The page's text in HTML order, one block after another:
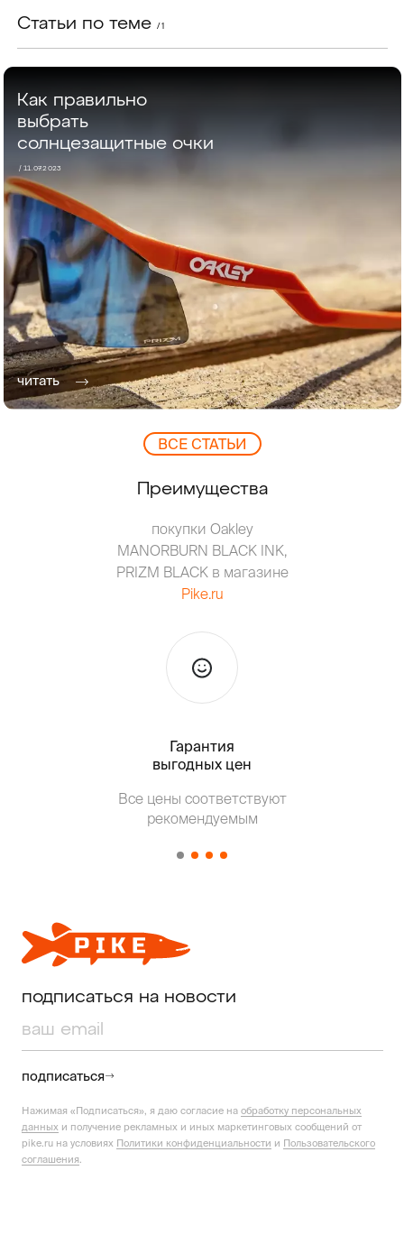
Статьи по теме / 1
Как правильно
выбрать
солнцезащитные очки
/ 11.07.2023
читать
ВCЕ СТАТЬИ
Преимущества
покупки Oakley
MANORBURN BLACK INK,
PRIZM BLACK в магазине
Pike.ru
Гарантия
выгодных цен
Все цены соответствуют
рекомендуемым
подписаться на новости
подписаться
Нажимая «Подписаться», я даю согласие на обработку персональных
данных и получение рекламных и иных маркетинговых сообщений от
pike.ru на условиях Политики конфиденциальности и Пользовательского
соглашения